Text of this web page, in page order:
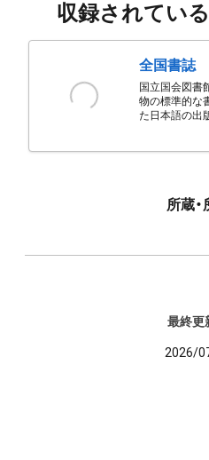
収録されてい
全国書誌
国立国会図書
物の標準的な
た日本語の出
所蔵・
最終更
2026/